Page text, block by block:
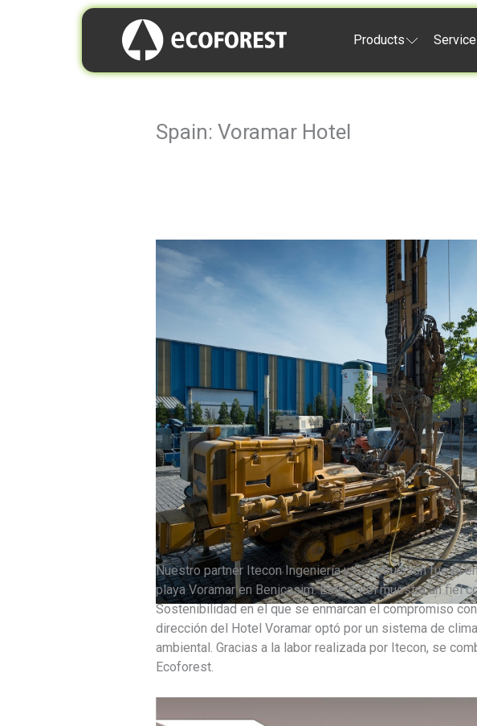
Products
Spain: Voramar Hotel
Nuestro partner Itecon Ingeniería y Construcción fue el
playa Voramar en Benicasim. Este hotel muestra un fiel
Sostenibilidad en el que se enmarcan el compromiso
dirección del Hotel Voramar optó por un sistema de
ambiental. Gracias a la labor realizada por Itecon, se
Ecoforest.